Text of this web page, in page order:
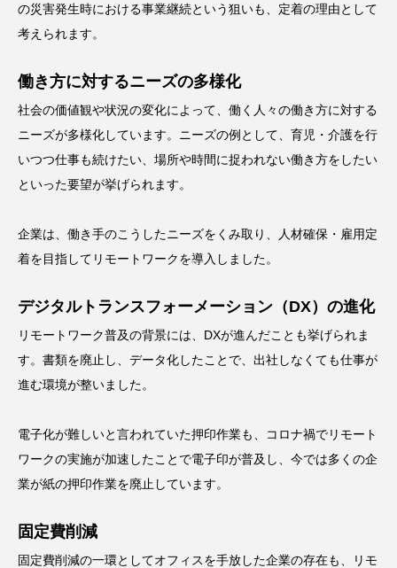
の災害発生時における事業継続という狙いも、定着の理由として
考えられます。
働き方に対するニーズの多様化
社会の価値観や状況の変化によって、働く人々の働き方に対する
ニーズが多様化しています。ニーズの例として、育児・介護を行
いつつ仕事も続けたい、場所や時間に捉われない働き方をしたい
といった要望が挙げられます。
企業は、働き手のこうしたニーズをくみ取り、人材確保・雇用定
着を目指してリモートワークを導入しました。
デジタルトランスフォーメーション（DX）の進化
リモートワーク普及の背景には、DXが進んだことも挙げられま
す。書類を廃止し、データ化したことで、出社しなくても仕事が
進む環境が整いました。
電子化が難しいと言われていた押印作業も、コロナ禍でリモート
ワークの実施が加速したことで電子印が普及し、今では多くの企
業が紙の押印作業を廃止しています。
固定費削減
固定費削減の一環としてオフィスを手放した企業の存在も、リモ